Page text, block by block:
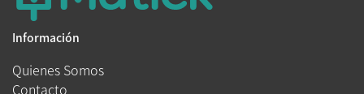
Información
Quienes Somos
Contacto